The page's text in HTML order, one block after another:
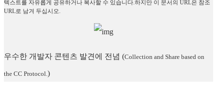
텍스트를 자유롭게 공유하거나 복사할 수 있습니다.하지만 이 문서의 URL은 참조
URL로 남겨 두십시오.
우수한 개발자 콘텐츠 발견에 전념 (Collection and Share based on
the CC Protocol. )